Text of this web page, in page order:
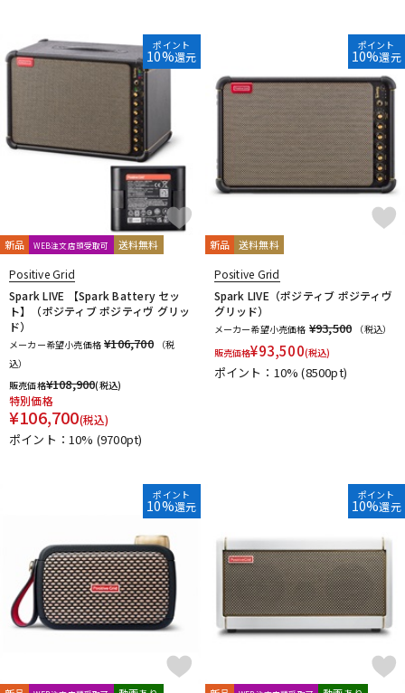
ポイント
10%還元
新品 WEB注文店頭受取可 送料無料
Positive Grid
Spark LIVE 【Spark Battery セッ
ト】（ポジティブ ポジティヴ グリッ
ド）
メーカー希望小売価格 ¥106,700
（税
込）
販売価格¥108,900(税込)
特別価格
¥106,700(税込)
ポイント：10% (9700pt)
ポイント
10%還元
新品 送料無料
Positive Grid
Spark LIVE（ポジティブ ポジティヴ
グリッド）
メーカー希望小売価格 ¥93,500
（税込）
販売価格¥93,500(税込)
ポイント：10%(8500pt)
ポイント
10%還元
ポイント
10%還元